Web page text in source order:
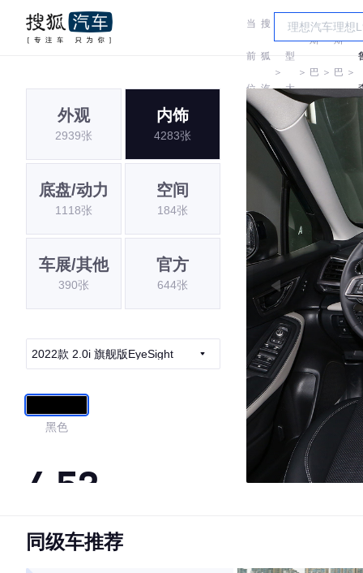
当
前
位
置:
搜
狐
汽
车
＞
车
型
大
全
＞
斯
巴
鲁
＞
斯
巴 ＞
外观
2939张
内饰
4283张
底盘/动力
1118张
空间
184张
车展/其他
390张
官方
644张
2022款 2.0i 旗舰版EyeSight
黑色
4.53
·外观表现一般，低于89%同级车
同级车推荐